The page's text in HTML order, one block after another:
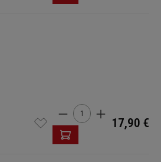
Produkt Anzahl:
17,90 €